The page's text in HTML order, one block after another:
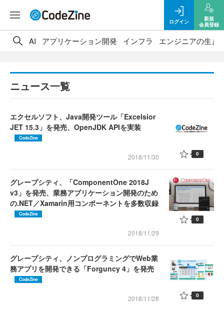
ログイン
新規
会員登録
AI アプリケーション開発 インフラ エンジニアの生き
ニュース一覧
エクセルソフト、Java開発ツール「Excelsior
JET 15.3」を発売、OpenJDK APIを実装
CodeZine
2018/11/30 0
グレープシティ、「ComponentOne 2018J
v3」を発売、業務アプリケーション開発のため
の.NET／Xamarin用コンポーネントを多数収録
CodeZine
2018/11/29
0
グレープシティ、ノンプログラミングでWeb業
務アプリを開発できる「Forguncy 4」を発売
CodeZine
2018/11/28 0